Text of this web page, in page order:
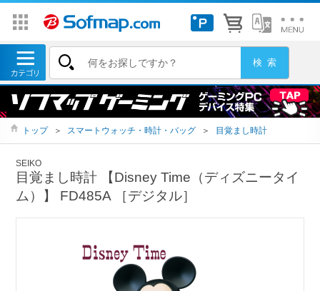
トップ ＞ スマートウォッチ・時計・バッグ ＞ 目覚まし時計
SEIKO
目覚まし時計 【Disney Time（ディズニータイ
ム）】 FD485A ［デジタル］